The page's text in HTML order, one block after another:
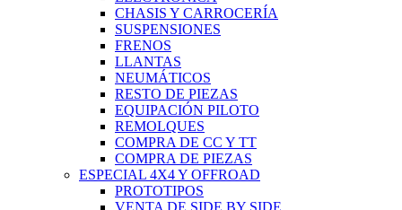
CHASIS Y CARROCERÍA
SUSPENSIONES
FRENOS
LLANTAS
NEUMÁTICOS
RESTO DE PIEZAS
EQUIPACIÓN PILOTO
REMOLQUES
COMPRA DE CC Y TT
COMPRA DE PIEZAS
ESPECIAL 4X4 Y OFFROAD
PROTOTIPOS
VENTA DE SIDE BY SIDE